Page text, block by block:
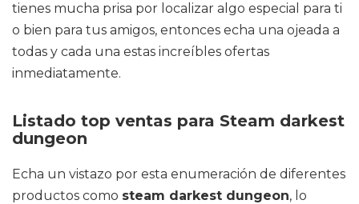
tienes mucha prisa por localizar algo especial para ti
o bien para tus amigos, entonces echa una ojeada a
todas y cada una estas increíbles ofertas
inmediatamente.
Listado top ventas para Steam darkest
dungeon
Echa un vistazo por esta enumeración de diferentes
productos como steam darkest dungeon, lo